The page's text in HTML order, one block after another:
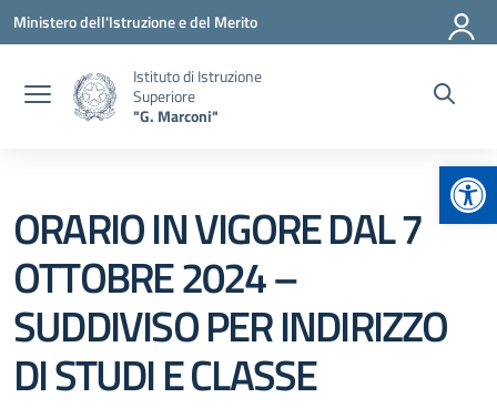
Vai ai contenuti
Vai al menu di navigazione
Vai al footer
Ministero dell'Istruzione e del Merito
Istituto di Istruzione
Superiore
"G. Marconi"
ORARIO IN VIGORE DAL 7
OTTOBRE 2024 –
SUDDIVISO PER INDIRIZZO
DI STUDI E CLASSE